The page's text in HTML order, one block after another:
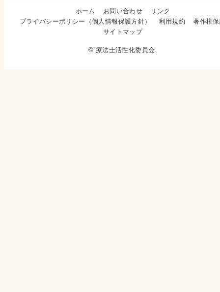
ホーム お問い合わせ
リンク
プライバシーポリシー（個人情報保護方針）
利用規約
著作権
サイトマップ
© 療法士活性化委員会.